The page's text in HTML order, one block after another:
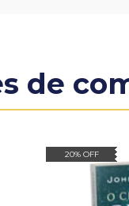
de
20% OFF